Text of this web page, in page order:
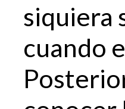
siquiera
cuando